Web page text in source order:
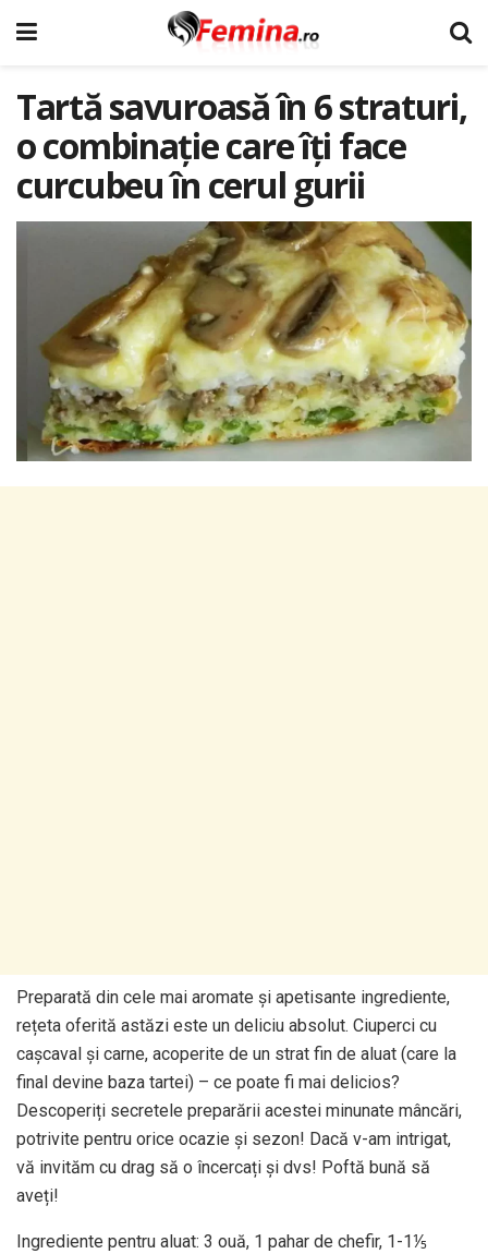
Tartă savuroasă în 6 straturi,
o combinație care îți face
curcubeu în cerul gurii
Preparată din cele mai aromate și apetisante ingrediente,
rețeta oferită astăzi este un deliciu absolut. Ciuperci cu
cașcaval și carne, acoperite de un strat fin de aluat (care la
final devine baza tartei) – ce poate fi mai delicios?
Descoperiți secretele preparării acestei minunate mâncări,
potrivite pentru orice ocazie și sezon! Dacă v-am intrigat,
vă invităm cu drag să o încercați și dvs! Poftă bună să
aveți!
Ingrediente pentru aluat: 3 ouă, 1 pahar de chefir, 1-1⅕